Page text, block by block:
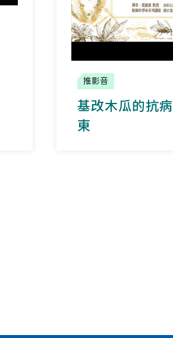
推影音
基改木瓜的抗
東